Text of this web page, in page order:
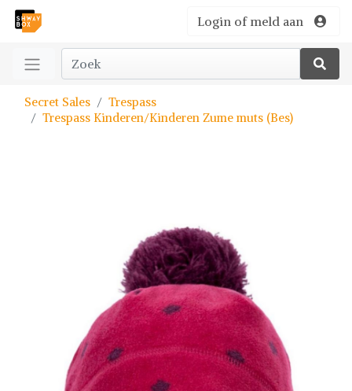
Login of meld aan
Secret Sales
Trespass
Trespass Kinderen/Kinderen Zume muts (Bes)